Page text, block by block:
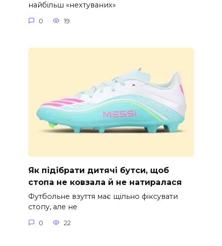
найбільш «нехтуваних»
0 19
Як підібрати дитячі бутси, щоб
стопа не ковзала й не натиралася
Футбольне взуття має щільно фіксувати
стопу, але не
0 22